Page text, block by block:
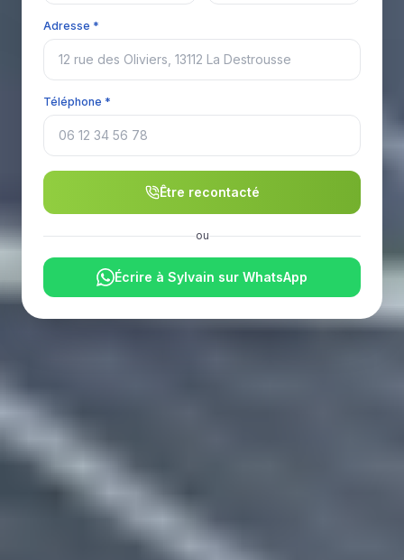
Adresse *
Téléphone *
Être recontacté
ou
Écrire à Sylvain sur WhatsApp